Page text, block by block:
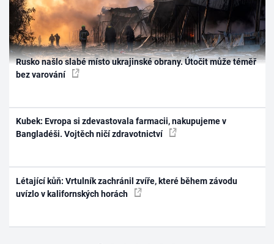
Rusko našlo slabé místo ukrajinské obrany. Útočit může téměř
bez varování
Kubek: Evropa si zdevastovala farmacii, nakupujeme v
Bangladéši. Vojtěch ničí zdravotnictví
Létající kůň: Vrtulník zachránil zvíře, které během závodu
uvízlo v kalifornských horách